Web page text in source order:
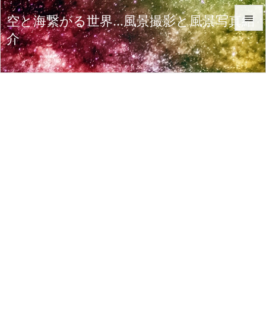
空と海繋がる世界…風景撮影と風景写真紹
介


メニュ
